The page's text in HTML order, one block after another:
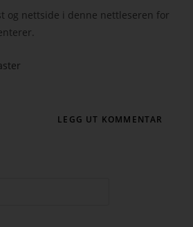
og nettside i denne nettleseren for